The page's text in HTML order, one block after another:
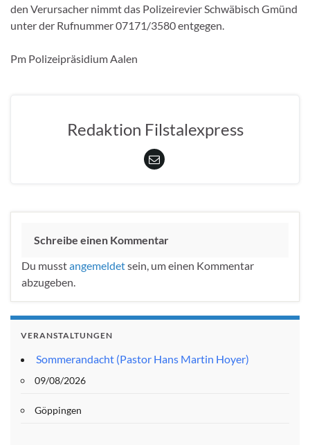
den Verursacher nimmt das Polizeirevier Schwäbisch Gmünd
unter der Rufnummer 07171/3580 entgegen.
Pm Polizeipräsidium Aalen
Redaktion Filstalexpress
Schreibe einen Kommentar
Du musstangemeldetsein, um einen Kommentar
abzugeben.
VERANSTALTUNGEN
Sommerandacht (Pastor Hans Martin Hoyer)
09/08/2026
Göppingen